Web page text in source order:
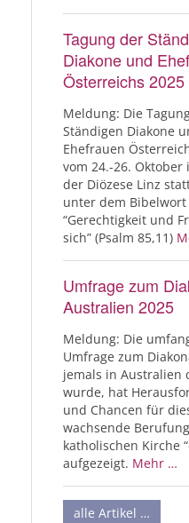
Tagung der
Diakone und
Österreichs 2025
Meldung: Die
Ständigen Diakone
Ehefrauen
vom 24.-26. Oktober
der Diözese Linz
unter dem Bibelwort
“Gerechtigkeit und
sich” (Psalm 85,11)
Umfrage zum
Australien 2025
Meldung: Die
Umfrage zum
jemals in Australien
wurde, hat
und Chancen für
wachsende
katholischen Kirche
aufgezeigt. Mehr …
alle Artikel …